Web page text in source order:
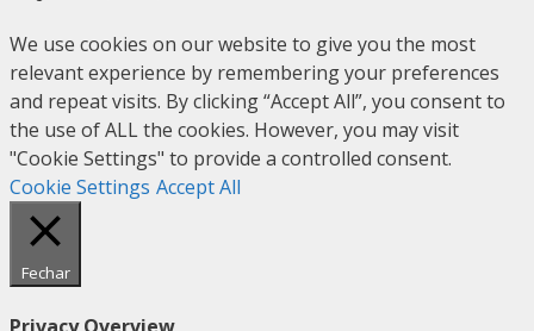
We use cookies on our website to give you the most
relevant experience by remembering your preferences
and repeat visits. By clicking “Accept All”, you consent to
the use of ALL the cookies. However, you may visit
"Cookie Settings" to provide a controlled consent.
Cookie Settings Accept All
Fechar